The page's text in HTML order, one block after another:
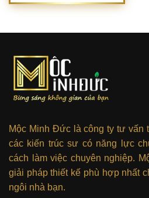
Mộc Minh Đức là công ty tư vấn
các kiến trúc sư có năng lực
cách làm việc chuyên nghiệp.
giải pháp thiết kế phù hợp nhất
ngôi nhà bạn.